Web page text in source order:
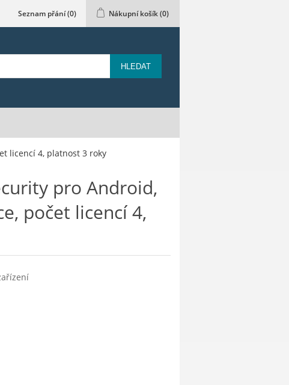
Seznam přání(0) Nákupní košík(0)
HLEDAT
licencí 4, platnost 3 roky
pro Android,
počet licencí 4,